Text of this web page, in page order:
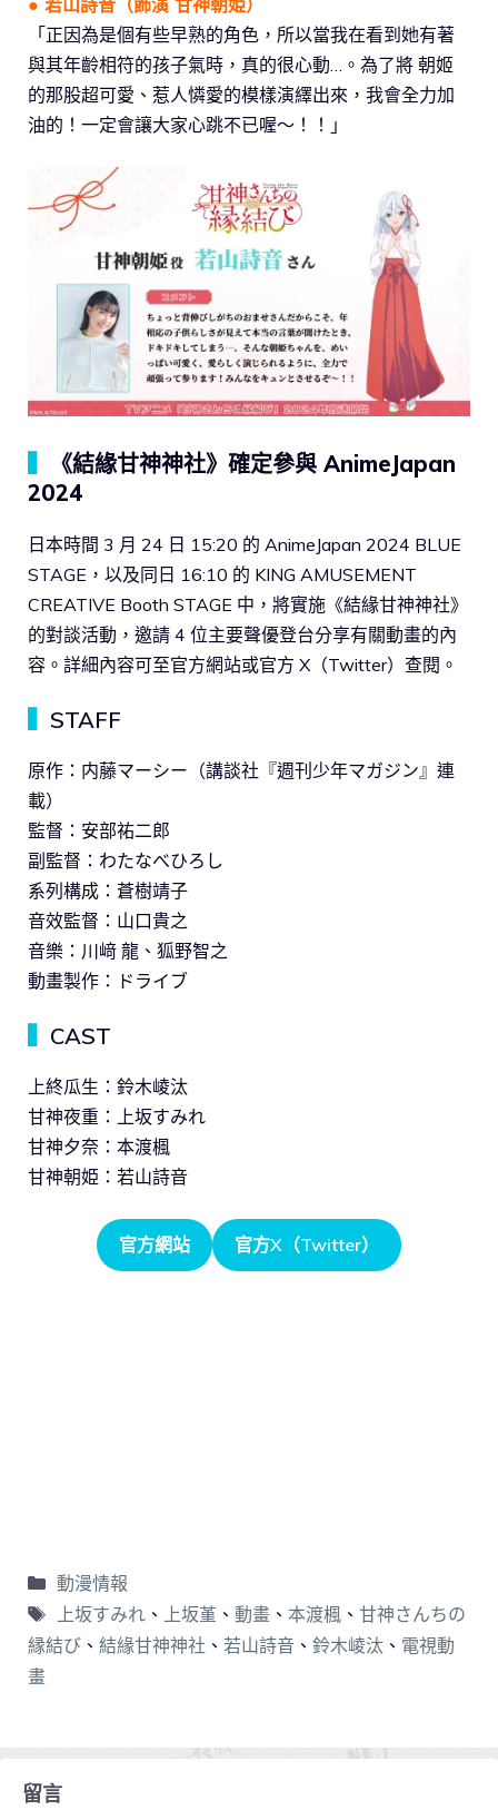
● 若山詩音 （飾演 甘神朝姫）
「正因為是個有些早熟的角色，所以當我在看到她有著
與其年齡相符的孩子氣時，真的很心動…。為了將 朝姬
的那股超可愛、惹人憐愛的模樣演繹出來，我會全力加
油的！一定會讓大家心跳不已喔～！！」
《結緣甘神神社》確定參與 AnimeJapan
2024
日本時間 3 月 24 日 15:20 的 AnimeJapan 2024 BLUE
STAGE，以及同日 16:10 的 KING AMUSEMENT
CREATIVE Booth STAGE 中，將實施《結緣甘神神社》
的對談活動，邀請 4 位主要聲優登台分享有關動畫的內
容。詳細內容可至官方網站或官方 X（Twitter）查閱。
STAFF
原作：内藤マーシー（講談社『週刊少年マガジン』連
載）
監督：安部祐二郎
副監督：わたなべひろし
系列構成：蒼樹靖子
音效監督：山口貴之
音樂：川﨑 龍、狐野智之
動畫製作：ドライブ
CAST
上終瓜生：鈴木崚汰
甘神夜重：上坂すみれ
甘神夕奈：本渡楓
甘神朝姫：若山詩音
官方網站 官方X（Twitter）
動漫情報
上坂すみれ、 上坂堇 、 動畫、 本渡楓、 甘神さんちの
縁結び 、 結緣甘神神社 、 若山詩音 、 鈴木崚汰 、 電視動
畫
留言